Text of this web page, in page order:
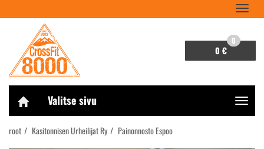
0 €
0
Valitse sivu
root Kasitonnisen Urheilijat Ry Painonnosto Espoo